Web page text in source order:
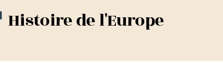
Histoire de l'Europe